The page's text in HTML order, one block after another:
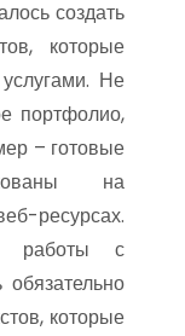
создать
которые
Не
портфолио,
– готовые
на
работы с
которые